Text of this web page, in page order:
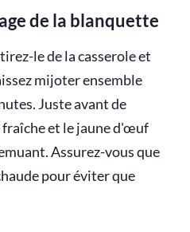
de la blanquette
le de la casserole et
mijoter ensemble
Juste avant de
et le jaune d'œuf
Assurez-vous que
pour éviter que